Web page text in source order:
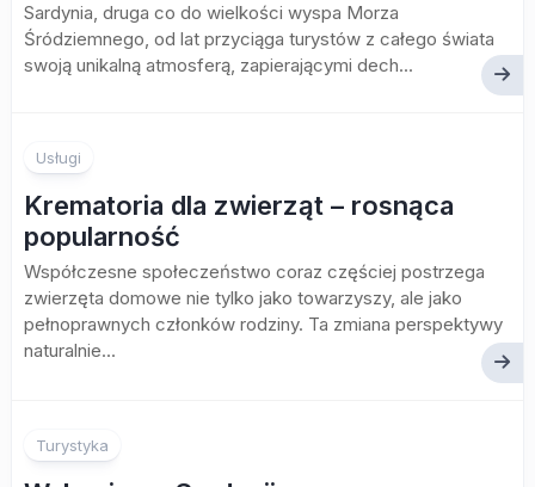
Sardynia, druga co do wielkości wyspa Morza
Śródziemnego, od lat przyciąga turystów z całego świata
swoją unikalną atmosferą, zapierającymi dech...
Usługi
Krematoria dla zwierząt – rosnąca
popularność
Współczesne społeczeństwo coraz częściej postrzega
zwierzęta domowe nie tylko jako towarzyszy, ale jako
pełnoprawnych członków rodziny. Ta zmiana perspektywy
naturalnie...
Turystyka